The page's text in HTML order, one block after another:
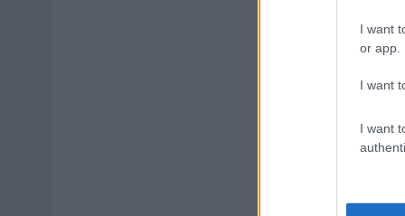
I want
or app.
I want
I want